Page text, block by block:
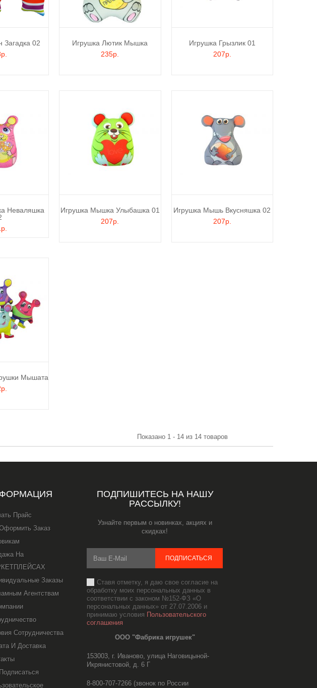
Загадка 02
Игрушка Лютик Мышка
235р.
Игрушка Грызлик 01
207р.
Неваляшка
Игрушка Мышка Улыбашка 01
207р.
Игрушка Мышь Вкусняшка 02
207р.
Мышата
Показано 1 - 14 из 14 товаров
Прайс
Заказ
На
Заказы
Агентствам
Сотрудничества
И Доставка
ПОДПИШИТЕСЬ НА НАШУ
РАССЫЛКУ!
Узнайте первым о новинках, акциях и
скидках!
Ставя отметку, я даю свое согласие на
обработку моих персональных данных в
соответствии с законом №152-ФЗ «О
персональных данных» от 27.07.2006 и
принимаю условия Пользовательского
соглашения
ПОДПИСАТЬСЯ
ООО "Фабрика игрушек"
153003, г. Иваново, улица Наговицыной-
Икрянистовой, д. 6 Г
8-800-707-7266 (звонок по России